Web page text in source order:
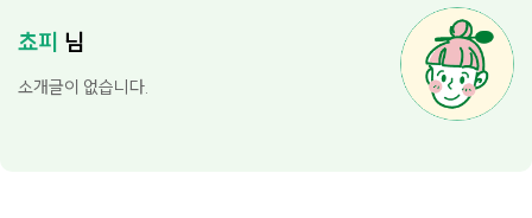
쵸피 님
소개글이 없습니다.